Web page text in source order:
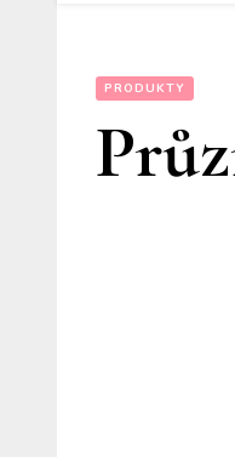
PRODUKTY